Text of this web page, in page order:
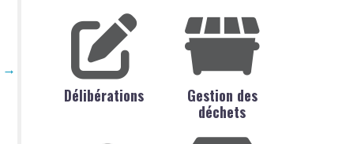
→
Délibérations
Gestion des
déchets